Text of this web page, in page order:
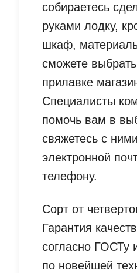
собираетесь
руками лодку,
шкаф,
сможете
прилавке
Специалисты
помочь вам в
свяжетесь с
электронной
телефону.
Сорт от
Гарантия
согласно ГОСТу
по новейшей